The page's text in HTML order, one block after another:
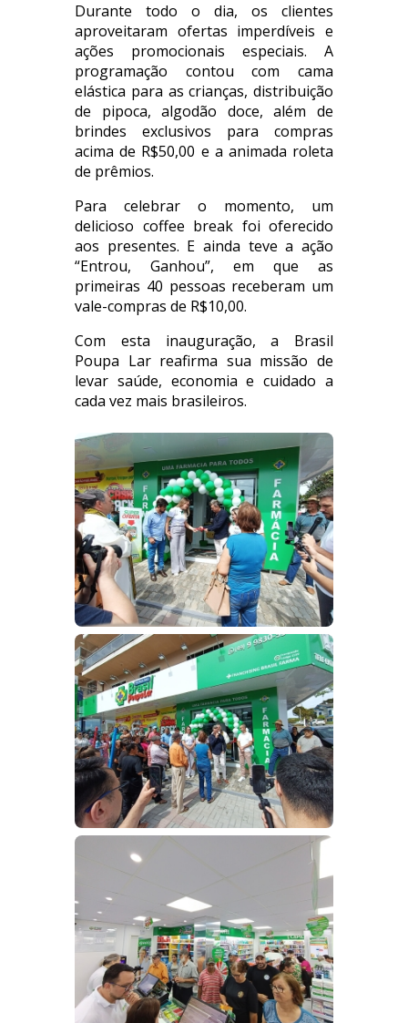
Durante todo o dia, os clientes
aproveitaram ofertas imperdíveis e
ações promocionais especiais. A
programação contou com cama
elástica para as crianças, distribuição
de pipoca, algodão doce, além de
brindes exclusivos para compras
acima de R$50,00 e a animada roleta
de prêmios.
Para celebrar o momento, um
delicioso coffee break foi oferecido
aos presentes. E ainda teve a ação
“Entrou, Ganhou”, em que as
primeiras 40 pessoas receberam um
vale-compras de R$10,00.
Com esta inauguração, a Brasil
Poupa Lar reafirma sua missão de
levar saúde, economia e cuidado a
cada vez mais brasileiros.